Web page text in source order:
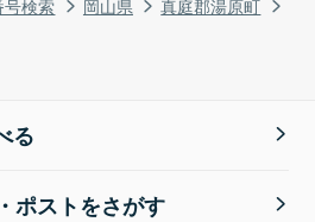
る
ポストをさがす